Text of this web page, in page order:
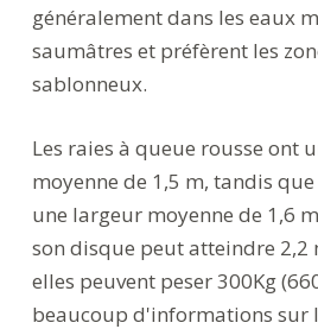
généralement dans les eaux
saumâtres et préfèrent les
sablonneux.
Les raies à queue rousse ont
moyenne de 1,5 m, tandis
une largeur moyenne de 1,6
son disque peut atteindre 2,2
elles peuvent peser 300Kg
beaucoup d'informations sur